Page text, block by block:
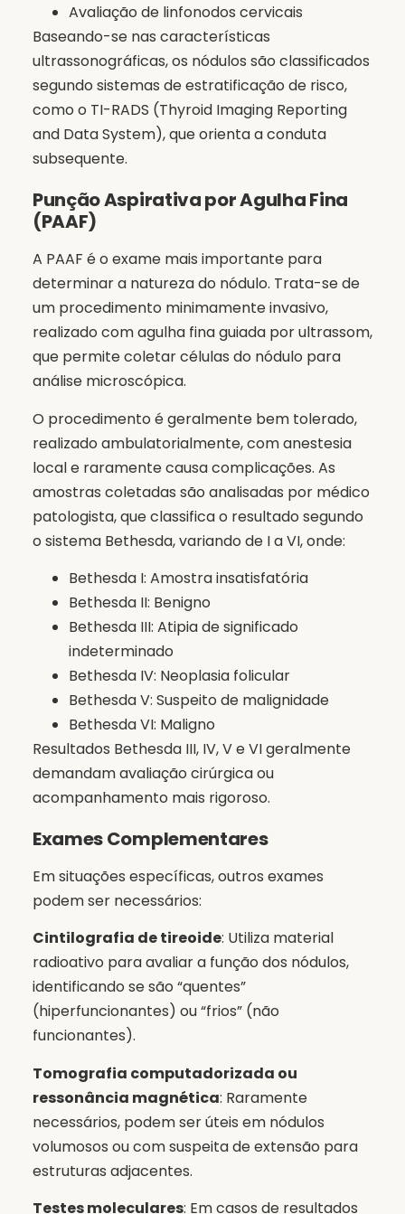
Avaliação de linfonodos cervicais
Baseando-se nas características
ultrassonográficas, os nódulos são classificados
segundo sistemas de estratificação de risco,
como o TI-RADS (Thyroid Imaging Reporting
and Data System), que orienta a conduta
subsequente.
Punção Aspirativa por Agulha Fina
(PAAF)
A PAAF é o exame mais importante para
determinar a natureza do nódulo. Trata-se de
um procedimento minimamente invasivo,
realizado com agulha fina guiada por ultrassom,
que permite coletar células do nódulo para
análise microscópica.
O procedimento é geralmente bem tolerado,
realizado ambulatorialmente, com anestesia
local e raramente causa complicações. As
amostras coletadas são analisadas por médico
patologista, que classifica o resultado segundo
o sistema Bethesda, variando de I a VI, onde:
Bethesda I: Amostra insatisfatória
Bethesda II: Benigno
Bethesda III: Atipia de significado
indeterminado
Bethesda IV: Neoplasia folicular
Bethesda V: Suspeito de malignidade
Bethesda VI: Maligno
Resultados Bethesda III, IV, V e VI geralmente
demandam avaliação cirúrgica ou
acompanhamento mais rigoroso.
Exames Complementares
Em situações específicas, outros exames
podem ser necessários:
Cintilografia de tireoide: Utiliza material
radioativo para avaliar a função dos nódulos,
identificando se são “quentes”
(hiperfuncionantes) ou “frios” (não
funcionantes).
Tomografia computadorizada ou
ressonância magnética: Raramente
necessários, podem ser úteis em nódulos
volumosos ou com suspeita de extensão para
estruturas adjacentes.
Testes moleculares: Em casos de resultados